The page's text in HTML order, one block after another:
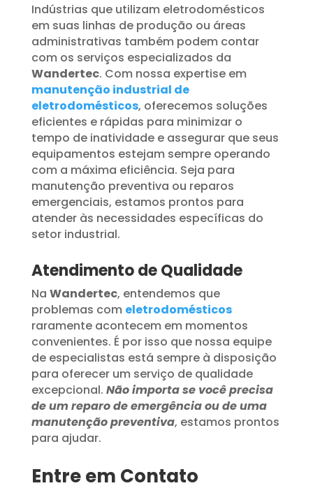
Indústrias que utilizam eletrodomésticos
em suas linhas de produção ou áreas
administrativas também podem contar
com os serviços especializados da
Wandertec. Com nossa expertise em
manutenção industrial de
eletrodomésticos, oferecemos soluções
eficientes e rápidas para minimizar o
tempo de inatividade e assegurar que seus
equipamentos estejam sempre operando
com a máxima eficiência. Seja para
manutenção preventiva ou reparos
emergenciais, estamos prontos para
atender às necessidades específicas do
setor industrial.
Atendimento de Qualidade
Na Wandertec, entendemos que
problemas com eletrodomésticos
raramente acontecem em momentos
convenientes. É por isso que nossa equipe
de especialistas está sempre à disposição
para oferecer um serviço de qualidade
excepcional. Não importa se você precisa
de um reparo de emergência ou de uma
manutenção preventiva, estamos prontos
para ajudar.
Entre em Contato